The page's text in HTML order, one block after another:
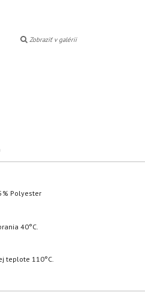
Zobraziť v galérii
Polyester
40°C.
teplote 110°C.